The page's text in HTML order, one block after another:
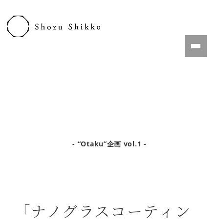
- “Otaku”企画 vol.1 -
「ナノグラスコーティン